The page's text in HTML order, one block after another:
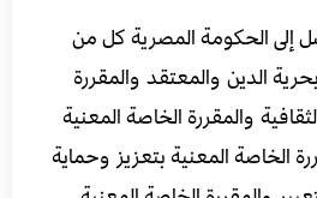
إلى الحكومة المصرية كل من
الدين والمعتقد والمقررة
والمقررة الخاصة المعنية
الخاصة المعنية بتعزيز وحماية